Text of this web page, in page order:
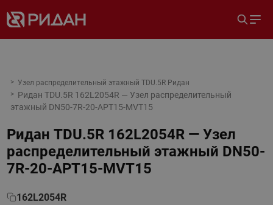
Узел распределительный этажный TDU.5R Ридан
Ридан TDU.5R 162L2054R — Узел распределительный
этажный DN50-7R-20-APT15-MVT15
Ридан TDU.5R 162L2054R — Узел
распределительный этажный DN50-
7R-20-APT15-MVT15
162L2054R